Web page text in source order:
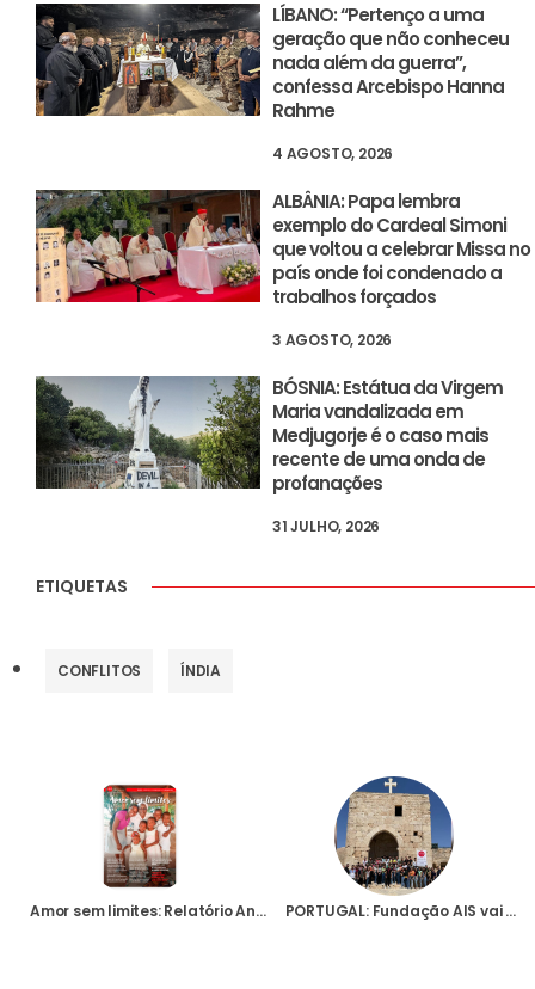
LÍBANO: “Pertenço a uma
geração que não conheceu
nada além da guerra”,
confessa Arcebispo Hanna
Rahme
4 AGOSTO, 2026
ALBÂNIA: Papa lembra
exemplo do Cardeal Simoni
que voltou a celebrar Missa no
país onde foi condenado a
trabalhos forçados
3 AGOSTO, 2026
BÓSNIA: Estátua da Virgem
Maria vandalizada em
Medjugorje é o caso mais
recente de uma onda de
profanações
31 JULHO, 2026
ETIQUETAS
CONFLITOS ÍNDIA
Amor sem limites: Relatório Anual 2022 PORTUGAL: Fundação AIS vai apoiar acampamentos de Verão para milhares de crianças em países em crise